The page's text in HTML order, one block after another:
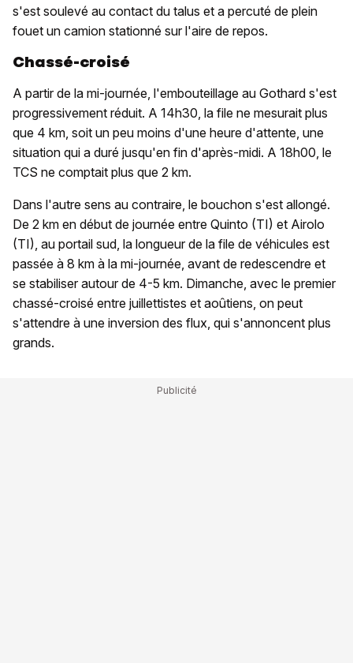
s'est soulevé au contact du talus et a percuté de plein
fouet un camion stationné sur l'aire de repos.
Chassé-croisé
A partir de la mi-journée, l'embouteillage au Gothard s'est
progressivement réduit. A 14h30, la file ne mesurait plus
que 4 km, soit un peu moins d'une heure d'attente, une
situation qui a duré jusqu'en fin d'après-midi. A 18h00, le
TCS ne comptait plus que 2 km.
Dans l'autre sens au contraire, le bouchon s'est allongé.
De 2 km en début de journée entre Quinto (TI) et Airolo
(TI), au portail sud, la longueur de la file de véhicules est
passée à 8 km à la mi-journée, avant de redescendre et
se stabiliser autour de 4-5 km. Dimanche, avec le premier
chassé-croisé entre juillettistes et aoûtiens, on peut
s'attendre à une inversion des flux, qui s'annoncent plus
grands.